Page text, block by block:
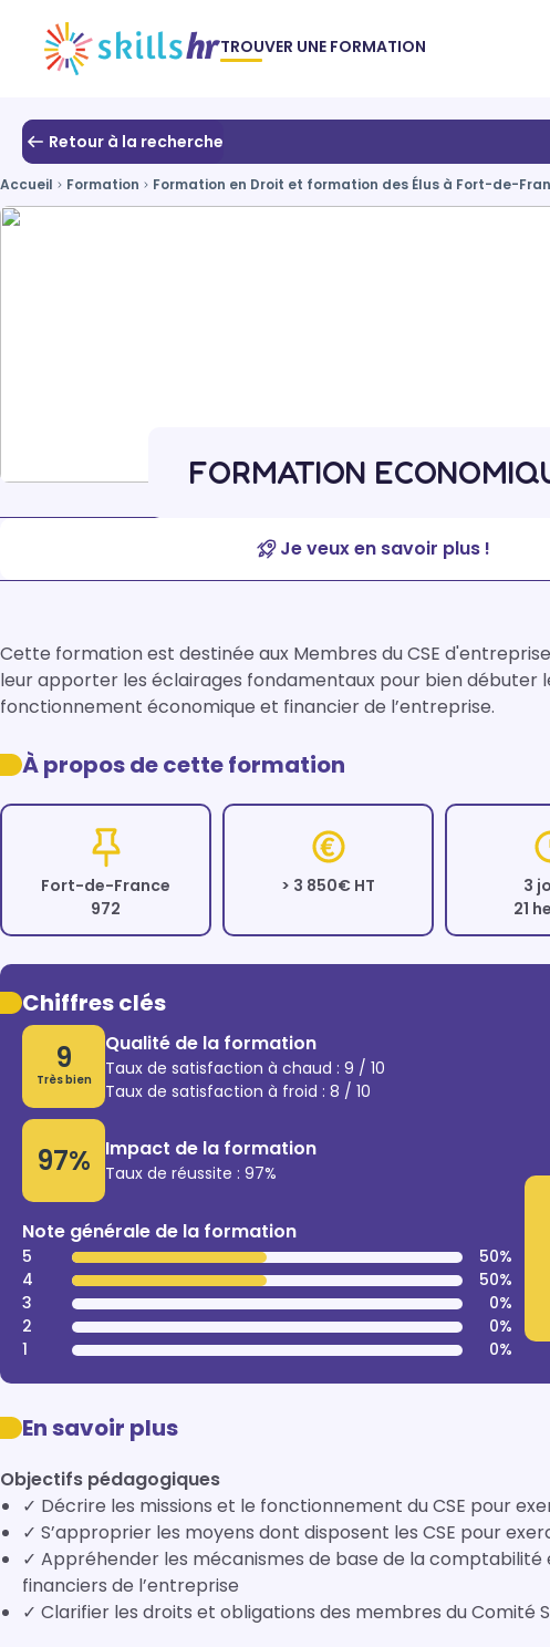
TROUVER UNE FORMATION
Retour à la recherche
Accueil Formation Formation en Droit et formation des Élus à Fort-de-
FORMATION
Je veux en savoir plus !
Cette formation est destinée aux Membres du CSE
leur apporter les éclairages fondamentaux pour bien débuter
fonctionnement économique et financier de l’entreprise.
À propos de cette formation
Fort-de-France
972
> 3 850€ HT
3
21
Chiffres clés
9
Très bien
Qualité de la formation
Taux de satisfaction à chaud : 9 / 10
Taux de satisfaction à froid : 8 / 10
97% Impact de la formation
Taux de réussite : 97%
Note générale de la formation
5
50%
4
50%
3
0%
2
0%
1
0%
En savoir plus
Objectifs pédagogiques
✓ Décrire les missions et le fonctionnement du CSE pour
✓ S’approprier les moyens dont disposent les CSE pour
✓ Appréhender les mécanismes de base de la
financiers de l’entreprise
✓ Clarifier les droits et obligations des membres du Comité